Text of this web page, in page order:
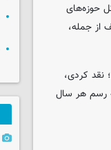
حوزه‌های
از جمله،
نقد کردی،
رسم هر سال